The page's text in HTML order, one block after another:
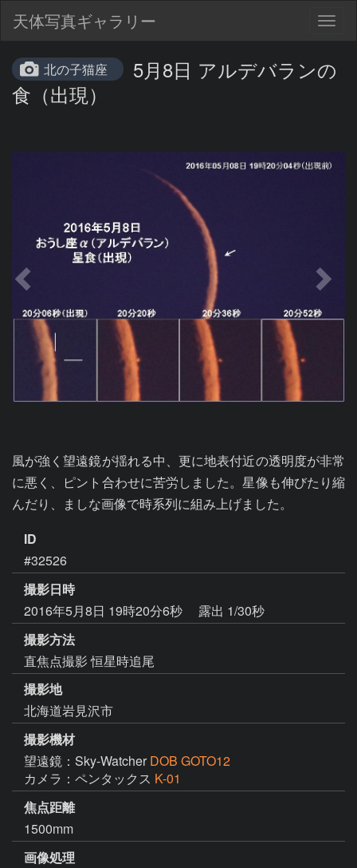
天体写真ギャラリー
北の子猫座
5月8日 アルデバランの
食（出現）
風が強く望遠鏡が揺れる中、更に地表付近の透明度が非常
に悪く、ピント合わせに苦労しました。星像も伸びたり縮
んだり、ましな画像で時系列に組み上げました。
ID
#32526
撮影日時
2016年5月8日 19時20分6秒
露出 1/30秒
撮影方法
直焦点撮影 恒星時追尾
撮影地
北海道岩見沢市
撮影機材
望遠鏡：Sky-Watcher DOB GOTO12
カメラ：ペンタックス K-01
焦点距離
1500mm
画像処理